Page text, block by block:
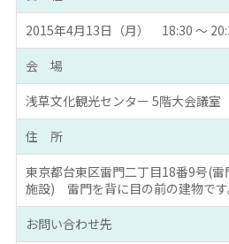
2015年4月13日（月） 18:30 ～
会 場
浅草文化観光センター 5階大会議室
住 所
東京都台東区雷門二丁目18番9号(
施設) 雷門を背に目の前の建物です
お問い合わせ先